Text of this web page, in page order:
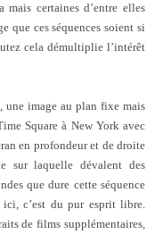
certaines d’entre elles
que ces séquences soient si
cela démultiplie l’intérêt
une image au plan fixe mais
Square à New York avec
en profondeur et de droite
sur laquelle dévalent des
que dure cette séquence
ici, c’est du pur esprit libre.
de films supplémentaires,